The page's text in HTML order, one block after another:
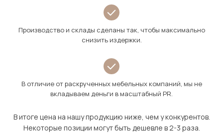
Производство и склады сделаны так, чтобы максимально
снизить издержки.
В отличие от раскрученных мебельных компаний, мы не
вкладываем деньги в масштабный PR.
В итоге цена на нашу продукцию ниже, чем у конкурентов.
Некоторые позиции могут быть дешевле в 2-3 раза.